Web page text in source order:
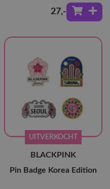
27,-
UITVERKOCHT
BLACKPINK
Pin Badge Korea Edition